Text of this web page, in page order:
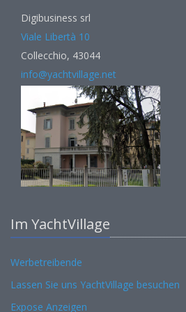
Digibusiness srl
Viale Libertà 10
Collecchio, 43044
info@yachtvillage.net
Im YachtVillage
Werbetreibende
Lassen Sie uns YachtVillage besuchen
Expose Anzeigen